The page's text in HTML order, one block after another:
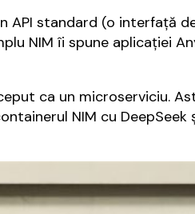
API standard (o interfață
NIM îi spune aplicației
ca un microserviciu.
NIM cu